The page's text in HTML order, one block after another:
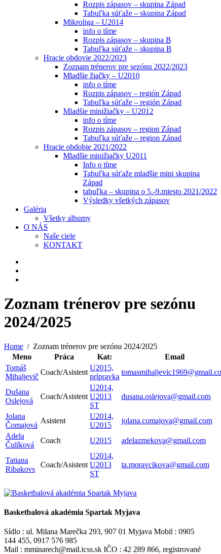
Rozpis zápasov – skupina Západ
Tabuľka súťaže – skupina Západ
Mikroliga – U2014
info o tíme
Rozpis zápasov – skupina B
Tabuľka súťaže – skupina B
Hracie obdovie 2022/2023
Zoznam trénerov pre sezónu 2022/2023
Mladšie žiačky – U2010
info o tíme
Rozpis zápasov – región Západ
Tabuľka súťaže – región Západ
Mladšie minižiačky – U2012
info o tíme
Rozpis zápasov – region Západ
Tabuľka súťaže – region Západ
Hracie obdobie 2021/2022
Mladšie minižiačky U2011
Info o tíme
Tabuľka súťaže mladšie mini skupina
Západ
tabuľka – skupina o 5.-9.miesto 2021/2022
Výsledky všetkých zápasov
Galéria
Všetky albumy
O NÁS
Naše ciele
KONTAKT
Zoznam trénerov pre sezónu
2024/2025
Home
Zoznam trénerov pre sezónu 2024/2025
Meno
Práca Kat:
Email
Tomáš
Mihaljevič
Coach/Asistent
U2015,
prípravka
Dušana
Oslejová
Coach/Asistent
U2014,
U2013
ST
dusana.oslejova@gmail.com
Jolana
Čomajová
Asistent
U2014,
U2015
jolana.comajova@gmail.com
Adela
Čulíková
Coach U2015 adelazmekova@gmail.com
Tatiana
Ribakovs
Coach/Asistent
U2014,
U2013
ST
ta.moravcikova@gmail.com
Basketbalová akadémia Spartak Myjava
Sídlo : ul. Milana Marečka 293, 907 01 Myjava Mobil : 0905
144 455, 0917 576 985
Mail : mminarech@mail.icss.sk IČO : 42 289 866, registrované